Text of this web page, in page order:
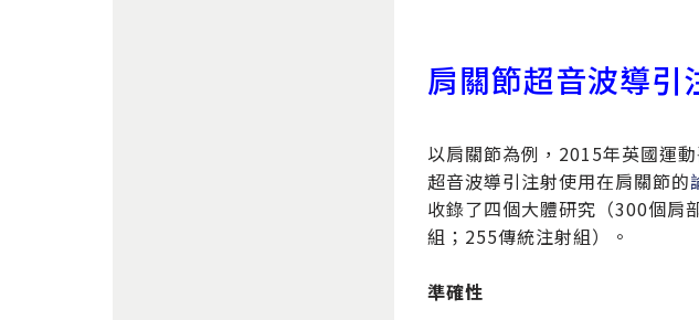
肩關節超音波導引
以肩關節為例，2015年英國
超音波導引注射使用在肩關節的
收錄了四個大體研究（300個肩
組；255傳統注射組）。
準確性